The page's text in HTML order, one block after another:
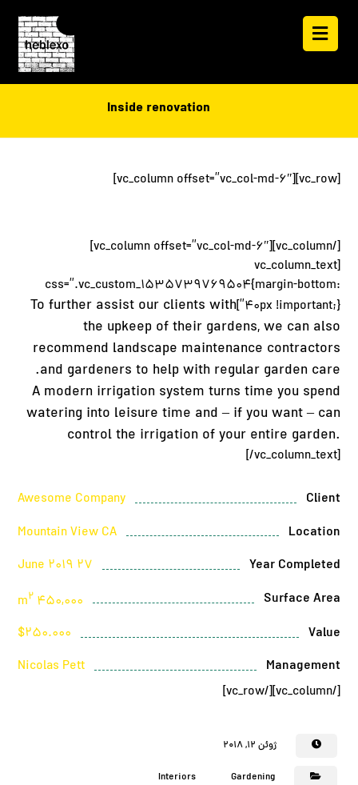
Inside renovation
[vc_row][vc_column offset=”vc_col-md-6″]
[/vc_column][vc_column offset=”vc_col-md-6″]
[vc_column_text
css=”.vc_custom_1535739769504{margin-bottom:
40px !important;}”]
To further assist our clients with
the upkeep of their gardens, we can also
recommend landscape maintenance contractors
and gardeners to help with regular garden care.
A modern irrigation system turns time you spend
watering into leisure time and – if you want – can
control the irrigation of your entire garden.
[/vc_column_text]
Client
Awesome Company
Location
Mountain View CA
Year Completed
27 June 2019
Surface Area
450,000 m
2
Value
$250.000
Management
Nicolas Pett
[/vc_column][/vc_row]
ژوئن ۱۲, ۲۰۱۸
Gardening
Interiors